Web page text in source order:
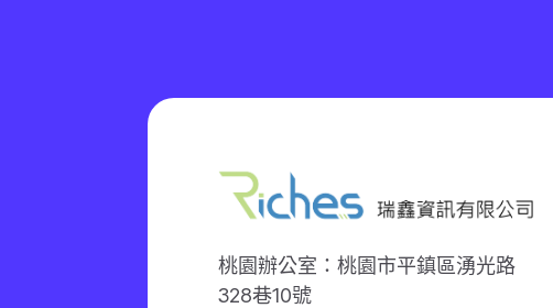
桃園辦公室：桃園市平鎮區湧光路
328巷10號